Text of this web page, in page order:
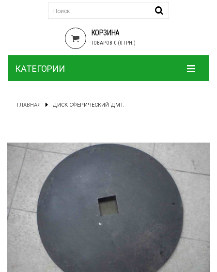
КОРЗИНА
ТОВАРОВ 0 (0 ГРН.)
КАТЕГОРИИ
ГЛАВНАЯ ДИСК СФЕРИЧЕСКИЙ ДМТ.